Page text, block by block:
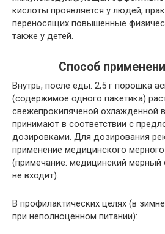
кислоты проявляется у людей,
переносящих повышенные
также у детей.
Способ
Внутрь, после еды. 2,5 г порошка
(содержимое одного пакетика)
свежепрокипяченой охлажденной
принимают в соответствии с
дозировками. Для дозирования
применение медицинского
(примечание: медицинский мерный
не входит).
В профилактических целях (в
при неполноценном питании):